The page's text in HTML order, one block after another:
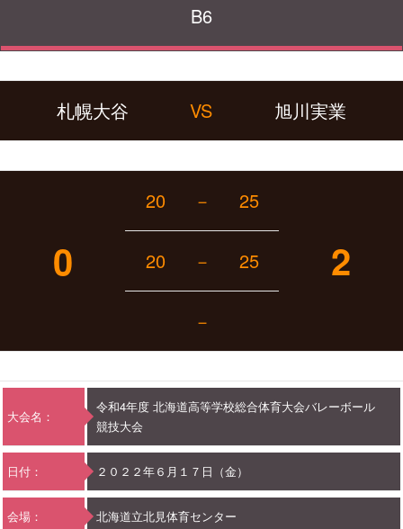
B6
札幌大谷 VS 旭川実業
0
20 － 25
2
20 － 25
－
大会名：
令和4年度 北海道高等学校総合体育大会バレーボール
競技大会
日付： ２０２２年６月１７日（金）
会場： 北海道立北見体育センター